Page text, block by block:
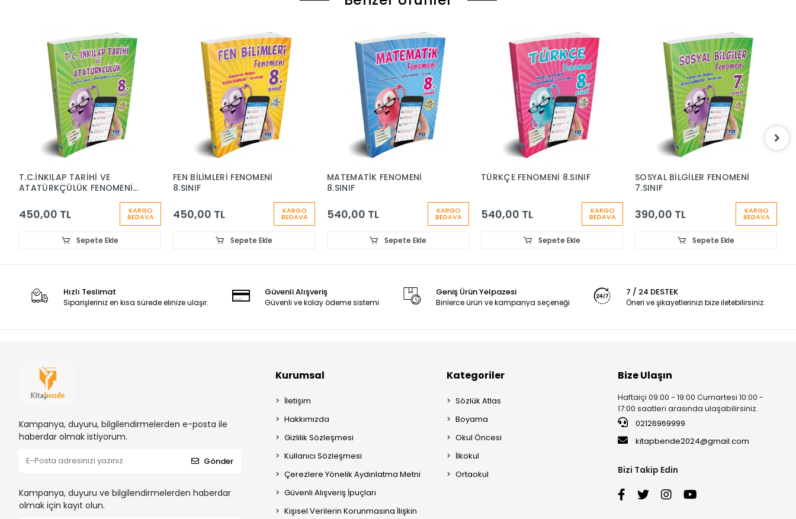
T.C.İNKILAP TARİHİ VE
ATATÜRKÇÜLÜK FENOMENİ
450,00 TL KARGO
BEDAVA
Sepete Ekle
FEN BİLİMLERİ FENOMENİ
8.SINIF
450,00 TL KARGO
BEDAVA
Sepete Ekle
MATEMATİK FENOMENİ
8.SINIF
540,00 TL KARGO
BEDAVA
Sepete Ekle
TÜRKÇE FENOMENİ 8.SINIF
540,00 TL KARGO
BEDAVA
Sepete Ekle
SOSYAL BİLGİLER FENOMENİ
7.SINIF
390,00 TL KARGO
BEDAVA
Sepete Ekle
Hızlı Teslimat
Siparişleriniz en kısa sürede elinize ulaşır.
Güvenli Alışveriş
Güvenli ve kolay ödeme sistemi
Geniş Ürün Yelpazesi
Binlerce ürün ve kampanya seçeneği
7 / 24 DESTEK
Öneri ve şikayetlerinizi bize iletebilirsiniz.
Kampanya, duyuru, bilgilendirmelerden e-posta ile
haberdar olmak istiyorum.
Gönder
Kampanya, duyuru ve bilgilendirmelerden haberdar
olmak için kayıt olun.
Kurumsal
İletişim
Hakkımızda
Gizlilik Sözleşmesi
Kullanıcı Sözleşmesi
Çerezlere Yönelik Aydınlatma Metni
Güvenli Alışveriş İpuçları
Kişisel Verilerin Korunmasına İlişkin
Kategoriler
Sözlük Atlas
Boyama
Okul Öncesi
İlkokul
Ortaokul
Bize Ulaşın
Haftaiçi 09:00 - 19:00 Cumartesi 10:00 -
17:00 saatleri arasında ulaşabilirsiniz.
02126969999
kitapbende2024@gmail.com
Bizi Takip Edin